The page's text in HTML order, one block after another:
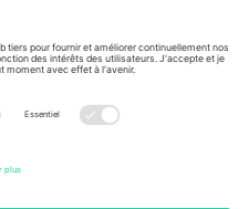
Comment ça marche